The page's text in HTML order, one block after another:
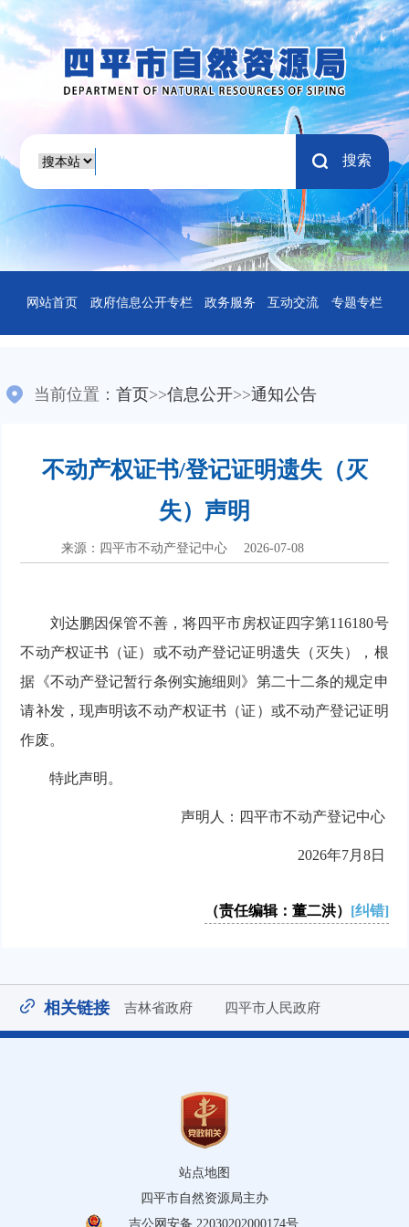
搜索
网站首页 政府信息公开专栏 政务服务 互动交流 专题专栏
当前位置：首页>>信息公开>>通知公告
不动产权证书/登记证明遗失（灭
失）声明
来源：四平市不动产登记中心 2026-07-08
刘达鹏因保管不善，将四平市房权证四字第116180号
不动产权证书（证）或不动产登记证明遗失（灭失），根
据《不动产登记暂行条例实施细则》第二十二条的规定申
请补发，现声明该不动产权证书（证）或不动产登记证明
作废。
特此声明。
声明人：四平市不动产登记中心
2026年7月8日
（责任编辑：董二洪） [纠错]
相关链接 吉林省政府 四平市人民政府
站点地图
四平市自然资源局主办
吉公网安备 22030202000174号